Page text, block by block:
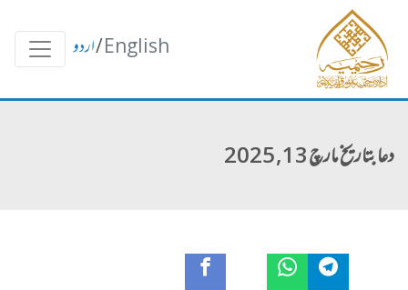
English
/اردو
دعا بتاریخ مارچ 13, 2025